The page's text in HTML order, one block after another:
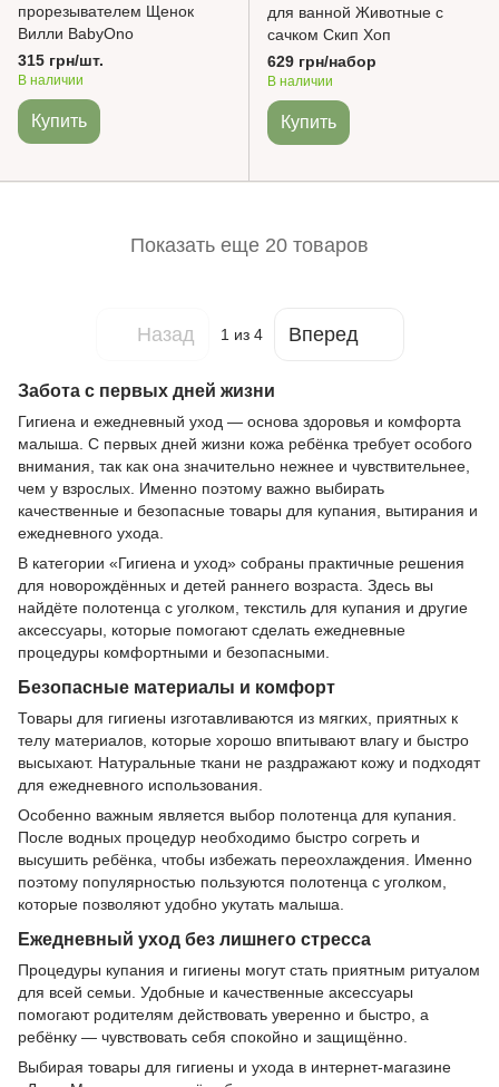
прорезывателем Щенок
Вилли BabyOno
315 грн/шт.
В наличии
Купить
для ванной Животные с
сачком Скип Хоп
629 грн/набор
В наличии
Купить
Показать еще 20 товаров
Назад 1 из 4 Вперед
Забота с первых дней жизни
Гигиена и ежедневный уход — основа здоровья и комфорта
малыша. С первых дней жизни кожа ребёнка требует особого
внимания, так как она значительно нежнее и чувствительнее,
чем у взрослых. Именно поэтому важно выбирать
качественные и безопасные товары для купания, вытирания и
ежедневного ухода.
В категории «Гигиена и уход» собраны практичные решения
для новорождённых и детей раннего возраста. Здесь вы
найдёте полотенца с уголком, текстиль для купания и другие
аксессуары, которые помогают сделать ежедневные
процедуры комфортными и безопасными.
Безопасные материалы и комфорт
Товары для гигиены изготавливаются из мягких, приятных к
телу материалов, которые хорошо впитывают влагу и быстро
высыхают. Натуральные ткани не раздражают кожу и подходят
для ежедневного использования.
Особенно важным является выбор полотенца для купания.
После водных процедур необходимо быстро согреть и
высушить ребёнка, чтобы избежать переохлаждения. Именно
поэтому популярностью пользуются полотенца с уголком,
которые позволяют удобно укутать малыша.
Ежедневный уход без лишнего стресса
Процедуры купания и гигиены могут стать приятным ритуалом
для всей семьи. Удобные и качественные аксессуары
помогают родителям действовать уверенно и быстро, а
ребёнку — чувствовать себя спокойно и защищённо.
Выбирая товары для гигиены и ухода в интернет-магазине